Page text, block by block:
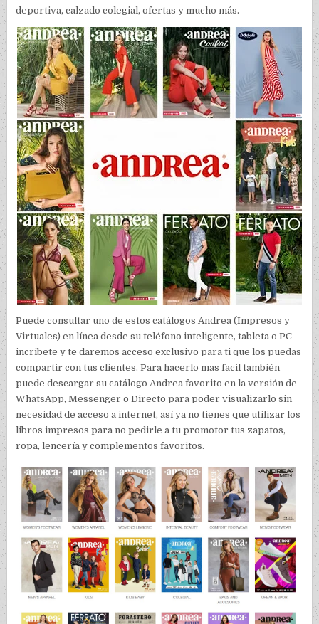
deportiva, calzado colegial, ofertas y mucho más.
Puede consultar uno de estos catálogos Andrea (Impresos y
Virtuales) en línea desde su teléfono inteligente, tableta o PC
incribete y te daremos acceso exclusivo para ti que los puedas
compartir con tus clientes. Para hacerlo mas facil también
puede descargar su catálogo Andrea favorito en la versión de
WhatsApp, Messenger o Directo para poder visualizarlo sin
necesidad de acceso a internet, así ya no tienes que utilizar los
libros impresos para no pedirle a tu promotor tus zapatos,
ropa, lencería y complementos favoritos.